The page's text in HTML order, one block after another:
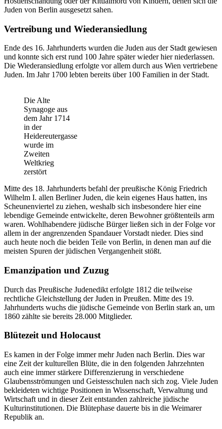
Juden von Berlin ausgesetzt sahen.
Vertreibung und Wiederansiedlung
Ende des 16. Jahrhunderts wurden die Juden aus der Stadt gewiesen
und konnte sich erst rund 100 Jahre später wieder hier niederlassen.
Die Wiederansiedlung erfolgte vor allem durch aus Wien vertriebene
Juden. Im Jahr 1700 lebten bereits über 100 Familien in der Stadt.
Die Alte
Synagoge aus
dem Jahr 1714
in der
Heidereutergasse
wurde im
Zweiten
Weltkrieg
zerstört
Mitte des 18. Jahrhunderts befahl der preußische König Friedrich
Wilhelm I. allen Berliner Juden, die kein eigenes Haus hatten, ins
Scheunenviertel zu ziehen, weshalb sich insbesondere hier eine
lebendige Gemeinde entwickelte, deren Bewohner größtenteils arm
waren. Wohlhabendere jüdische Bürger ließen sich in der Folge vor
allem in der angrenzenden Spandauer Vorstadt nieder. Dies sind
auch heute noch die beiden Teile von Berlin, in denen man auf die
meisten Spuren der jüdischen Vergangenheit stößt.
Emanzipation und Zuzug
Durch das Preußische Judenedikt erfolgte 1812 die teilweise
rechtliche Gleichstellung der Juden in Preußen. Mitte des 19.
Jahrhunderts wuchs die jüdische Gemeinde von Berlin stark an, um
1860 zählte sie bereits 28.000 Mitglieder.
Blütezeit und Holocaust
Es kamen in der Folge immer mehr Juden nach Berlin. Dies war
eine Zeit der kulturellen Blüte, die in den folgenden Jahrzehnten
auch eine immer stärkere Differenzierung in verschiedene
Glaubensströmungen und Geistesschulen nach sich zog. Viele Juden
bekleideten wichtige Positionen in Wissenschaft, Verwaltung und
Wirtschaft und in dieser Zeit entstanden zahlreiche jüdische
Kulturinstitutionen. Die Blütephase dauerte bis in die Weimarer
Republik an.